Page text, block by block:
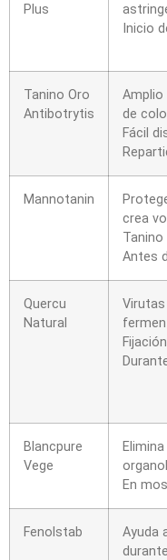
Plus
Inicio
Tanino Oro
Antibotrytis
de
Fácil
Mannotanin
crea
Tanino
Antes
Quercu
Natural
Virutas
Blancpure
Vege
En
Fenolstab
Ayuda